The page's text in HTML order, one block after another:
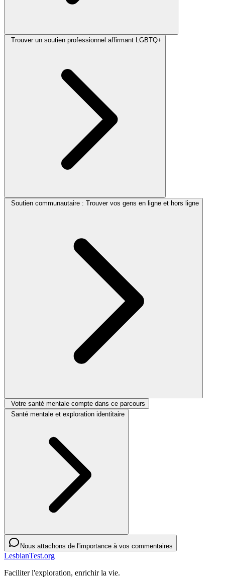
Trouver un soutien professionnel affirmant LGBTQ+
Soutien communautaire : Trouver vos gens en ligne et hors ligne
Votre santé mentale compte dans ce parcours
Santé mentale et exploration identitaire
Nous attachons de l'importance à vos commentaires
LesbianTest.org
Faciliter l'exploration, enrichir la vie.